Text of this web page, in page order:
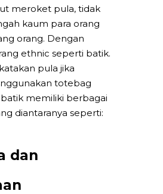
meroket pula, tidak
kaum para orang
orang. Dengan
ethnic seperti batik.
pula jika
totebag
memiliki berbagai
diantaranya seperti:
dan